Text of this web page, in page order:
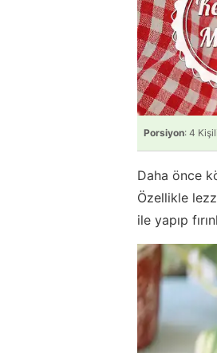
Porsiyon: 4
Daha önce
Özellikle
ile yapıp